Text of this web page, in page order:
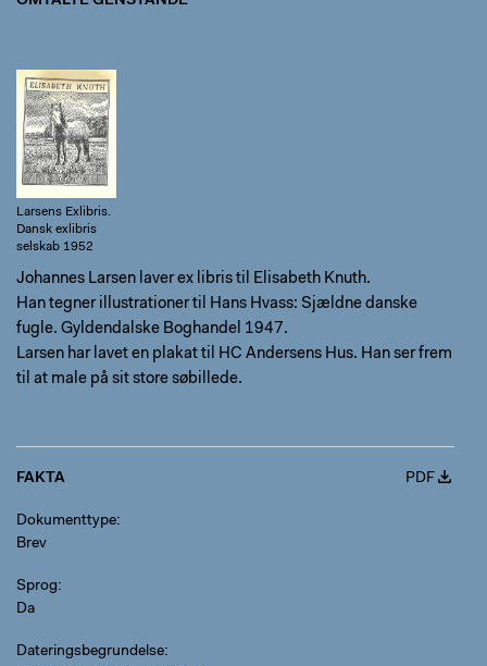
Johannes
Larsen: Ex libris
til Elisabeth
Knuth. Kopi fra
Larsens Exlibris.
Dansk exlibris
selskab 1952
Johannes Larsen laver ex libris til Elisabeth Knuth.
Han tegner illustrationer til Hans Hvass: Sjældne danske
fugle. Gyldendalske Boghandel 1947.
Larsen har lavet en plakat til HC Andersens Hus. Han ser frem
til at male på sit store søbillede.
FAKTA PDF
Dokumenttype
Brev
Sprog
Da
Dateringsbegrundelse